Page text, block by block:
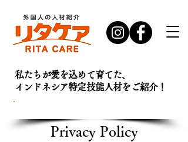
私たちが愛を込めて育てた、
インドネシア特定技能人材を ご紹介！
Privacy Policy